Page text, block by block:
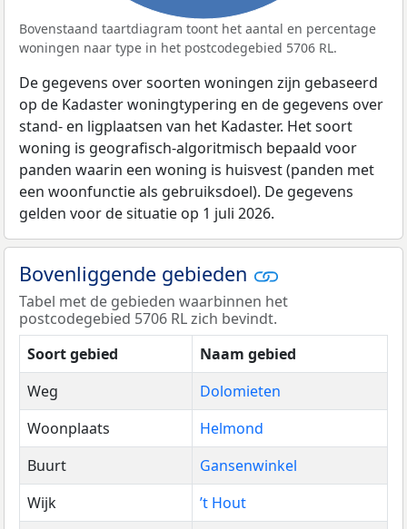
Bovenstaand taartdiagram toont het aantal en percentage
woningen naar type in het postcodegebied 5706 RL.
De gegevens over soorten woningen zijn gebaseerd
op de Kadaster woningtypering en de gegevens over
stand- en ligplaatsen van het Kadaster. Het soort
woning is geografisch-algoritmisch bepaald voor
panden waarin een woning is huisvest (panden met
een woonfunctie als gebruiksdoel). De gegevens
gelden voor de situatie op 1 juli 2026.
Bovenliggende gebieden
Tabel met de gebieden waarbinnen het
postcodegebied 5706 RL zich bevindt.
Soort gebied
Naam gebied
Weg
Dolomieten
Woonplaats
Helmond
Buurt
Gansenwinkel
Wijk
’t Hout